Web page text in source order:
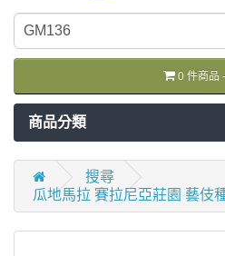
0 件商品
商品分類
搜尋
瓜地馬拉 賽拉尼亞莊園 藝伎